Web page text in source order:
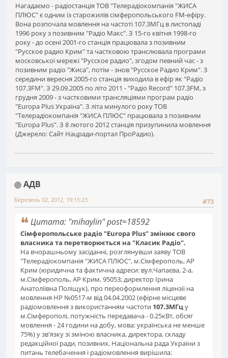
Нагадаємо - радіостанція ТОВ "Телерадіокомпанія "ЖИСА
ПЛЮС" є одним із старожилів сімферопольського FM-ефіру.
Вона розпочала мовлення на частоті 107.3МГц в листопаді
1996 року з позивним "Радіо Макс". З 15-го квітня 1998-го
року - до осені 2001-го станція працювала з позивним
"Русское радио Крим" та частковою транслювала програми
московської мережі "Русское радио", згодом певний час - з
позивним радіо "Жиса", потім - знов "Русское Радио Крим". З
середини вересня 2005-го станція виходила в ефір як "Радіо
107.3FM". З 29.09.2005 по літо 2011 - "Радіо Record" 107.3FM, з
грудня 2009 - з частковими трансляціями програм радіо
"Europa Plus Україна". З літа минулого року ТОВ
"Телерадіокомпанія "ЖИСА ПЛЮС" працювала з позивним
"Europa Plus". З 8 лютого 2012 станція призупинила мовлення
(Джерело: Сайт Нацради-портал ПроРадио).
АДВ
#73
Березень 02, 2012, 19:15:23
Цитата: "mihaylin" post=18592
Сімферопольське радіо "Europa Plus" змінює свого
власника та перетворюється на "Класик Радіо".
На вчорашньому засіданні, розглянувши заяву ТОВ
"Телерадіокомпанія "ЖИСА ПЛЮС", м.Сімферополь, АР
Крим (юридична та фактична адреси: вул.Чапаєва, 2-а,
м.Сімферополь, АР Крим, 95053; директор Ірина
Анатоліївна Поліщук), про переоформлення ліцензії на
мовлення НР №0517-м від 04.04.2002 (ефірне місцеве
радіомовлення з використанням частоти 107.3МГцу
м.Сімферополі, потужність передавача - 0.25кВт, обсяг
мовлення - 24 години на добу, мова: українська не менше
75%) у зв'язку зі зміною власника, директора, складу
редакційної ради, позивних, Національна рада України з
питань телебачення і радіомовлення вирішила: